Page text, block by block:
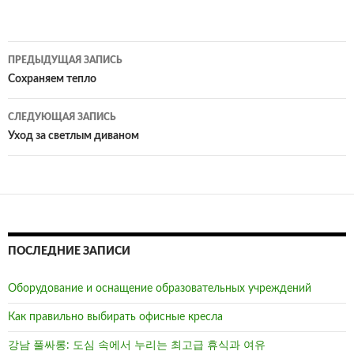
Навигация
по
записям
ПРЕДЫДУЩАЯ ЗАПИСЬ
Сохраняем тепло
СЛЕДУЮЩАЯ ЗАПИСЬ
Уход за светлым диваном
ПОСЛЕДНИЕ ЗАПИСИ
Оборудование и оснащение образовательных учреждений
Как правильно выбирать офисные кресла
강남 풀싸롱: 도심 속에서 누리는 최고급 휴식과 여유